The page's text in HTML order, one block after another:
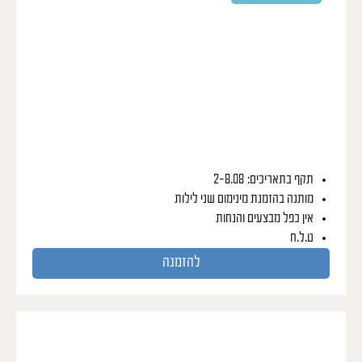
תקף בתאריכים: 2-8.08
מותנה בהזמנת מינימום שני לילות
אין כפל מבצעים והנחות
ט.ל.ח
להזמנה